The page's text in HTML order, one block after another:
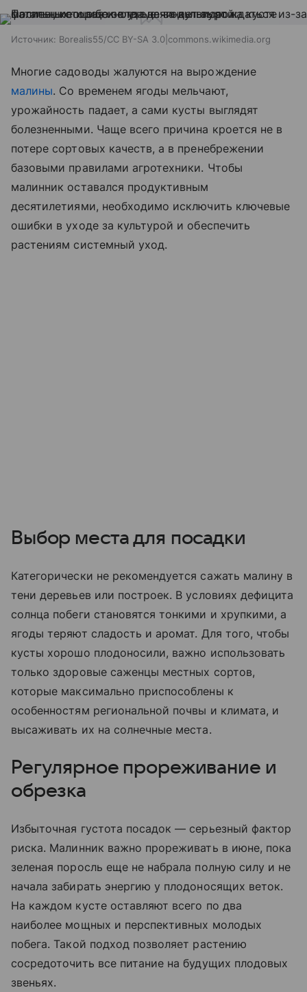
Источник: Borealis55/CC BY-SA 3.0|commons.wikimedia.org
Многие садоводы жалуются на вырождение
малины. Со временем ягоды мельчают,
урожайность падает, а сами кусты выглядят
болезненными. Чаще всего причина кроется не в
потере сортовых качеств, а в пренебрежении
базовыми правилами агротехники. Чтобы
малинник оставался продуктивным
десятилетиями, необходимо исключить ключевые
ошибки в уходе за культурой и обеспечить
растениям системный уход.
Выбор места для посадки
Категорически не рекомендуется сажать малину в
тени деревьев или построек. В условиях дефицита
солнца побеги становятся тонкими и хрупкими, а
ягоды теряют сладость и аромат. Для того, чтобы
кусты хорошо плодоносили, важно использовать
только здоровые саженцы местных сортов,
которые максимально приспособлены к
особенностям региональной почвы и климата, и
высаживать их на солнечные места.
Регулярное прореживание и
обрезка
Избыточная густота посадок — серьезный фактор
риска. Малинник важно прореживать в июне, пока
зеленая поросль еще не набрала полную силу и не
начала забирать энергию у плодоносящих веток.
На каждом кусте оставляют всего по два
наиболее мощных и перспективных молодых
побега. Такой подход позволяет растению
сосредоточить все питание на будущих плодовых
звеньях.